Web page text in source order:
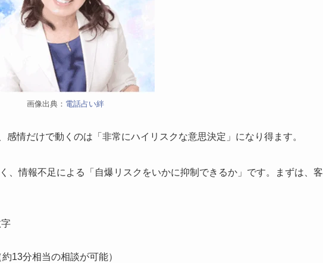
画像出典： 電話占い絆
情だけで動くのは「非常にハイリスクな意思決定」になり得ます。
、情報不足による「自爆リスクをいかに抑制できるか」です。まずは、客
13分相当の相談が可能）